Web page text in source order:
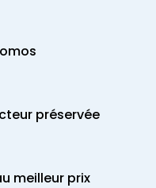
préservée
meilleur prix